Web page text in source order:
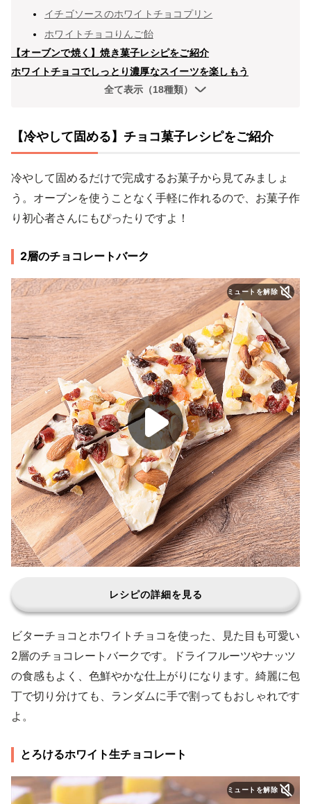
イチゴソースのホワイトチョコプリン
ホワイトチョコりんご飴
【オーブンで焼く】焼き菓子レシピをご紹介
ホワイトチョコでしっとり濃厚なスイーツを楽しもう
全て表示（18種類）
【冷やして固める】チョコ菓子レシピをご紹介
冷やして固めるだけで完成するお菓子から見てみましょ
う。オーブンを使うことなく手軽に作れるので、お菓子作
り初心者さんにもぴったりですよ！
2層のチョコレートバーク
ミュートを解除
レシピの詳細を見る
ビターチョコとホワイトチョコを使った、見た目も可愛い
2層のチョコレートバークです。ドライフルーツやナッツ
の食感もよく、色鮮やかな仕上がりになります。綺麗に包
丁で切り分けても、ランダムに手で割ってもおしゃれです
よ。
とろけるホワイト生チョコレート
ミュートを解除